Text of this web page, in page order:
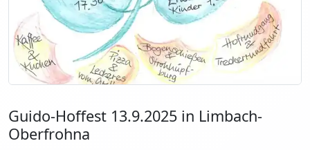
Guido-Hoffest 13.9.2025 in Limbach-
Oberfrohna